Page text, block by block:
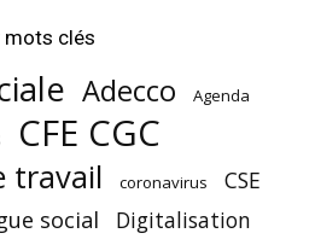
mots clés
Adecco Agenda
CFE CGC
travail coronavirus CSE
social Digitalisation